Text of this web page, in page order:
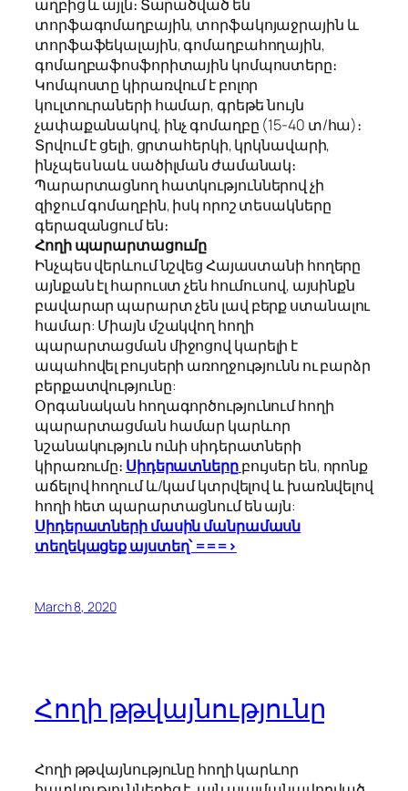
աղբից և այլն։ Տարածված են
տորֆագոմաղբային, տորֆակոյաջրային և
տորֆաֆեկալային, գոմաղբահողային,
գոմաղբաֆոսֆորիտային կոմպոստերը։
Կոմպոստը կիրառվում է բոլոր
կուլտուրաների համար, գրեթե նույն
չափաքանակով, ինչ գոմաղբը (15-40 տ/հա)։
Տրվում է ցելի, ցրտահերկի, կրկնավարի,
ինչպես նաև սածիլման ժամանակ։
Պարարտացնող հատկություններով չի
զիջում գոմաղբին, իսկ որոշ տեսակները
գերազանցում են։
Հողի պարարտացումը
Ինչպես վերևում նշվեց Հայաստանի հողերը
այնքան էլ հարուստ չեն հումուսով, այսինքն
բավարար պարարտ չեն լավ բերք ստանալու
համար: Միայն մշակվող հողի
պարարտացման միջոցով կարելի է
ապահովել բույսերի առողջությունն ու բարձր
բերքատվությունը:
Օրգանական հողագործությունում հողի
պարարտացման համար կարևոր
նշանակություն ունի սիդերատների
կիրառումը։ Սիդերատներըբույսեր են, որոնք
աճելով հողում և/կամ կտրվելով և խառնվելով
հողի հետ պարարտացնում են այն:
Սիդերատների մասին մանրամասն
տեղեկացեք այստեղ՝ ===>
March 8, 2020
Հողի թթվայնությունը
Հողի թթվայնությունը հողի կարևոր